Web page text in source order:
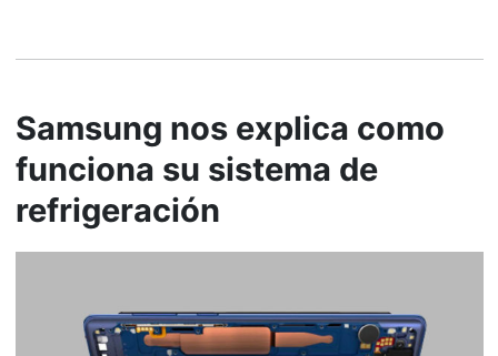
Samsung nos explica como
funciona su sistema de
refrigeración